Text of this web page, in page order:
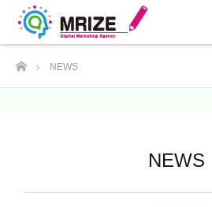
ホームNEWS
NEWS